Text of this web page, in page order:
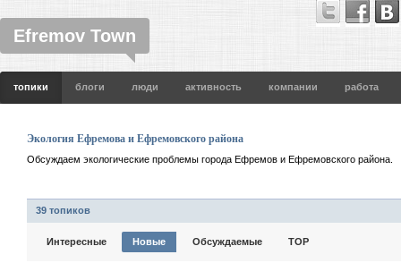
Efremov Town
топики блоги люди активность компании работа
Экология Ефремова и Ефремовского района
Обсуждаем экологические проблемы города Ефремов и Ефремовского района.
39 топиков
Интересные Новые Обсуждаемые TOP